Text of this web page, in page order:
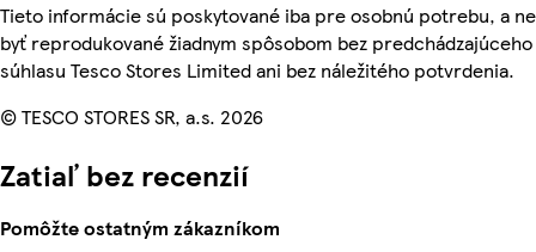
Tieto informácie sú poskytované iba pre osobnú potrebu, a
byť reprodukované žiadnym spôsobom bez predchádzajúceho
súhlasu Tesco Stores Limited ani bez náležitého potvrdenia.
© TESCO STORES SR, a.s. 2026
Zatiaľ bez recenzií
Pomôžte ostatným zákazníkom